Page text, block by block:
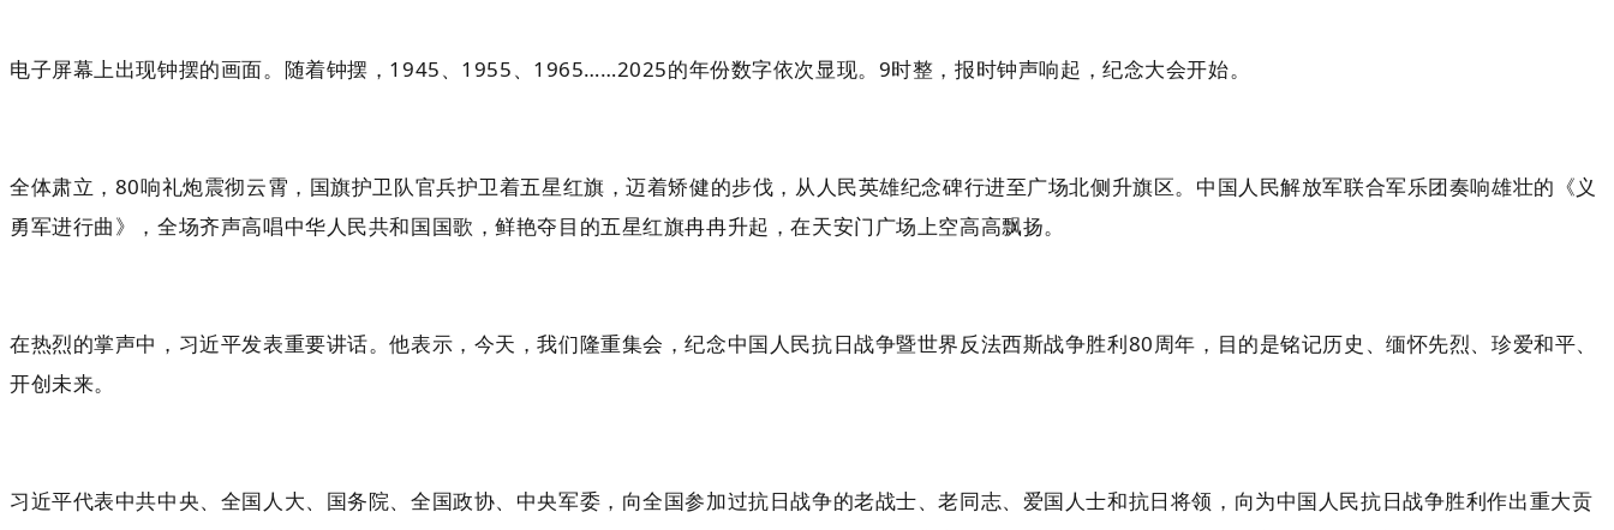
电子屏幕上出现钟摆的画面。随着钟摆，1945、1955、1965……2025的年份数字依次显现。9时整，报时钟声响起，纪念大会开始。
全体肃立，80响礼炮震彻云霄，国旗护卫队官兵护卫着五星红旗，迈着矫健的步伐，从人民英雄纪念碑行进至广场北侧升旗区。中国人民解放军联合军乐团奏响雄壮的《义
勇军进行曲》，全场齐声高唱中华人民共和国国歌，鲜艳夺目的五星红旗冉冉升起，在天安门广场上空高高飘扬。
在热烈的掌声中，习近平发表重要讲话。他表示，今天，我们隆重集会，纪念中国人民抗日战争暨世界反法西斯战争胜利80周年，目的是铭记历史、缅怀先烈、珍爱和平、
开创未来。
习近平代表中共中央、全国人大、国务院、全国政协、中央军委，向全国参加过抗日战争的老战士、老同志、爱国人士和抗日将领，向为中国人民抗日战争胜利作出重大贡